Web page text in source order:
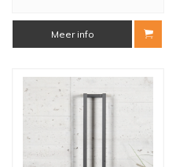
Meer info